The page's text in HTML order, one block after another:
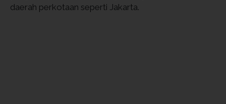
daerah perkotaan seperti Jakarta.